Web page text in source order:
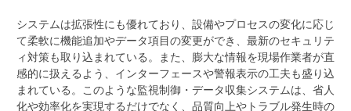
システムは拡張性にも優れており、設備やプロセスの変化に応じ
て柔軟に機能追加やデータ項目の変更ができ、最新のセキュリテ
ィ対策も取り込まれている。また、膨大な情報を現場作業者が直
感的に扱えるよう、インターフェースや警報表示の工夫も盛り込
まれている。このような監視制御・データ収集システムは、省人
化や効率化を実現するだけでなく、品質向上やトラブル発生時の